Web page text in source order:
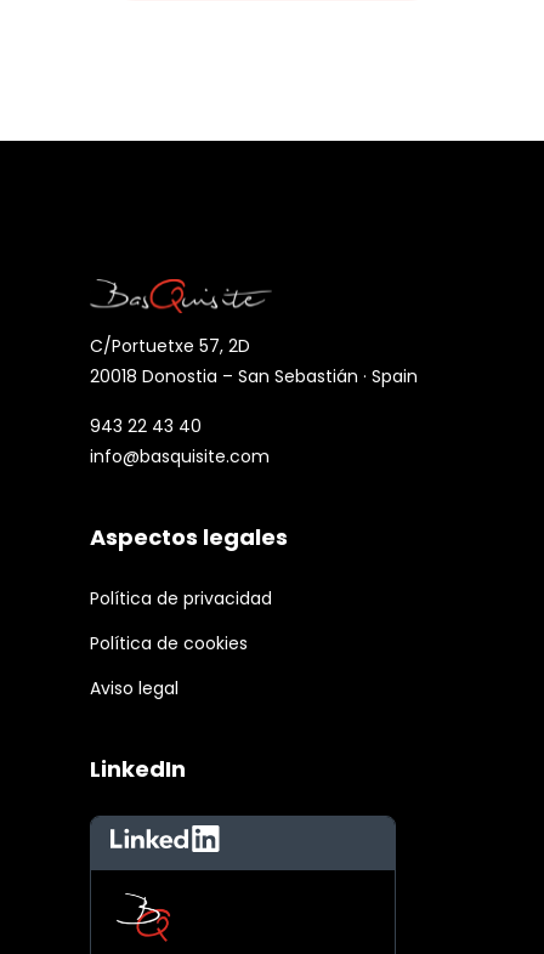
C/Portuetxe 57, 2D
20018 Donostia – San Sebastián · Spain
943 22 43 40
info@basquisite.com
Aspectos legales
Política de privacidad
Política de cookies
Aviso legal
LinkedIn
LinkedIn